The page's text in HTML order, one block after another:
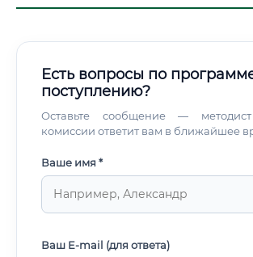
Есть вопросы по
поступлению?
Оставьте сообщение —
комиссии ответит вам в ближайшее
Ваше имя *
Ваш E-mail (для ответа)